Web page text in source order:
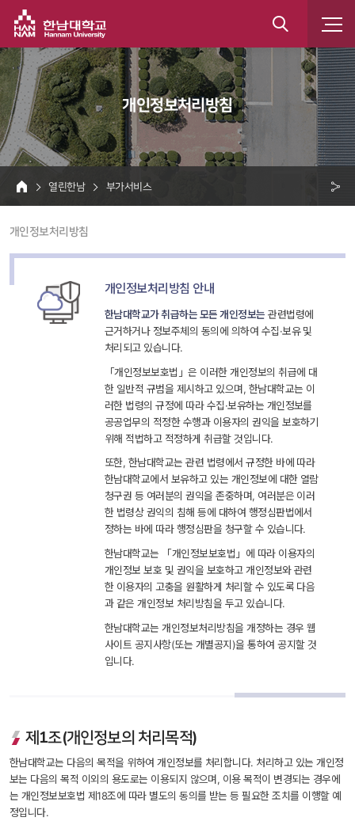
통
개인정보처리방침
HOME
열린한남 부가서비스
유
개인정보처리방침
개인정보처리방침 안내
한남대학교가 취급하는 모든 개인정보는 관련법령에
근거하거나 정보주체의 동의에 의하여 수집·보유 및
처리되고 있습니다.
「개인정보보호법」은 이러한 개인정보의 취급에 대
한 일반적 규범을 제시하고 있으며, 한남대학교는 이
러한 법령의 규정에 따라 수집·보유하는 개인정보를
공공업무의 적정한 수행과 이용자의 권익을 보호하기
위해 적법하고 적정하게 취급할 것입니다.
또한, 한남대학교는 관련 법령에서 규정한 바에 따라
한남대학교에서 보유하고 있는 개인정보에 대한 열람
청구권 등 여러분의 권익을 존중하며, 여러분은 이러
한 법령상 권익의 침해 등에 대하여 행정심판법에서
정하는 바에 따라 행정심판을 청구할 수 있습니다.
한남대학교는 「개인정보보호법」에 따라 이용자의
개인정보 보호 및 권익을 보호하고 개인정보와 관련
한 이용자의 고충을 원활하게 처리할 수 있도록 다음
과 같은 개인정보 처리방침을 두고 있습니다.
한남대학교는 개인정보처리방침을 개정하는 경우 웹
사이트 공지사항(또는 개별공지)을 통하여 공지할 것
입니다.
제1조(개인정보의 처리목적)
한남대학교는 다음의 목적을 위하여 개인정보를 처리합니다. 처리하고 있는 개인정
보는 다음의 목적 이외의 용도로는 이용되지 않으며, 이용 목적이 변경되는 경우에
는 개인정보보호법 제18조에 따라 별도의 동의를 받는 등 필요한 조치를 이행할 예
정입니다.